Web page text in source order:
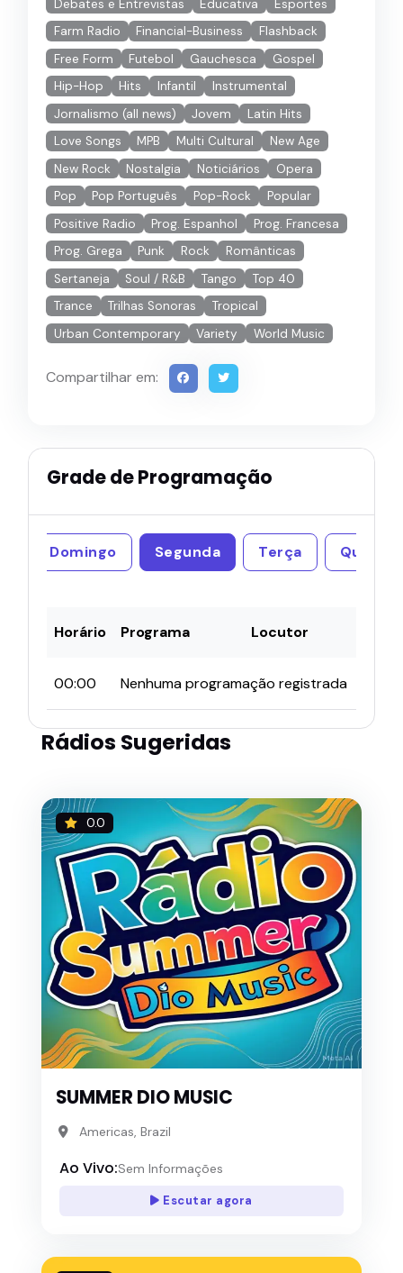
Debates e Entrevistas Educativa
Esportes
Farm Radio
Financial-Business
Flashback
Free Form
Futebol Gauchesca
Gospel
Hip-Hop
Hits Infantil
Instrumental
Jornalismo (all news)
Jovem
Latin Hits
Love Songs
MPB Multi Cultural
New Age
New Rock
Nostalgia Noticiários
Opera
Pop
Pop Português Pop-Rock
Popular
Positive Radio
Prog. Espanhol
Prog. Francesa
Prog. Grega
Punk Rock
Românticas
Sertaneja
Soul / R&B Tango
Top 40
Trance
Trilhas Sonoras
Tropical
Urban Contemporary
Variety World Music
Compartilhar em:
Grade de Programação
Domingo Segunda Terça Quarta
Horário Programa Locutor
00:00 Nenhuma programação registrada
Rádios Sugeridas
0.0
SUMMER DIO MUSIC
Americas, Brazil
Ao Vivo:Sem Informações
Escutar agora